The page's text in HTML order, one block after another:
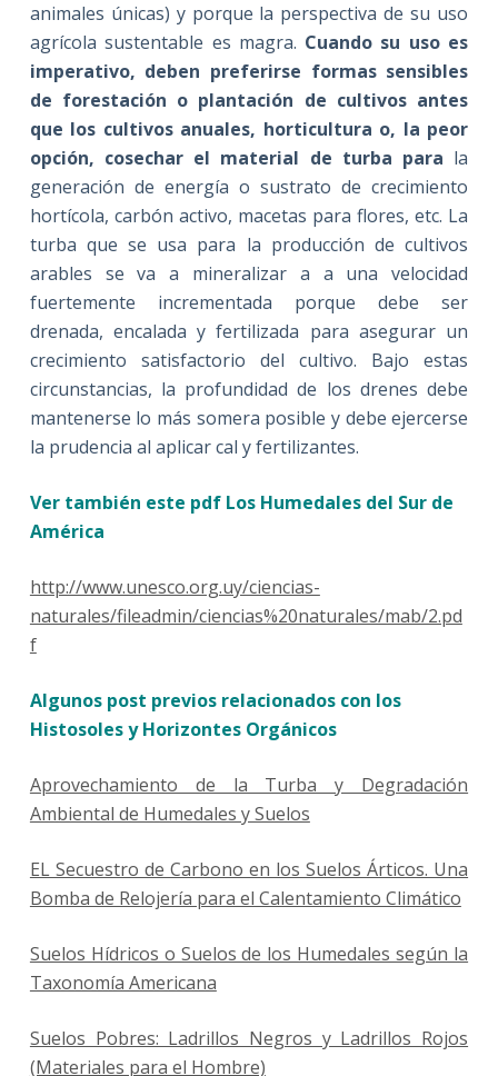
animales únicas) y porque la perspectiva de su uso
agrícola sustentable es magra. Cuando su uso es
imperativo, deben preferirse formas sensibles
de forestación o plantación de cultivos antes
que los cultivos anuales, horticultura o, la peor
opción, cosechar el material de turba para la
generación de energía o sustrato de crecimiento
hortícola, carbón activo, macetas para flores, etc. La
turba que se usa para la producción de cultivos
arables se va a mineralizar a a una velocidad
fuertemente incrementada porque debe ser
drenada, encalada y fertilizada para asegurar un
crecimiento satisfactorio del cultivo. Bajo estas
circunstancias, la profundidad de los drenes debe
mantenerse lo más somera posible y debe ejercerse
la prudencia al aplicar cal y fertilizantes.
Ver también este pdf Los Humedales del Sur de
América
http://www.unesco.org.uy/ciencias-
naturales/fileadmin/ciencias%20naturales/mab/2.pd
f
Algunos post previos relacionados con los
Histosoles y Horizontes Orgánicos
Aprovechamiento de la Turba y Degradación
Ambiental de Humedales y Suelos
EL Secuestro de Carbono en los Suelos Árticos. Una
Bomba de Relojería para el Calentamiento Climático
Suelos Hídricos o Suelos de los Humedales según la
Taxonomía Americana
Suelos Pobres: Ladrillos Negros y Ladrillos Rojos
(Materiales para el Hombre)